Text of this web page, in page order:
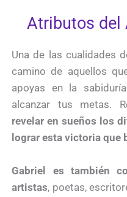
Atributos del
Una de las cualidades
camino de aquellos
apoyas en la
alcanzar tus metas.
revelar en sueños los
lograr esta victoria que
Gabriel es también
artistas, poetas,